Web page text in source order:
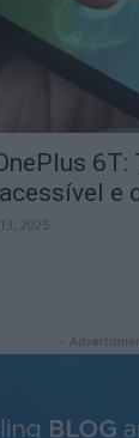
6T:
e
2025
-